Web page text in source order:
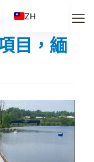
項目，緬
ZH
EN
ES